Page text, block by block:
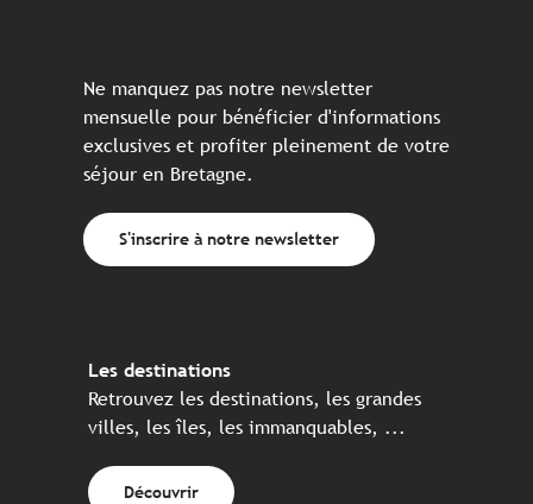
Ne manquez pas notre newsletter
mensuelle pour bénéficier d'informations
exclusives et profiter pleinement de votre
séjour en Bretagne.
S'inscrire à notre newsletter
Les destinations
Retrouvez les destinations, les grandes
villes, les îles, les immanquables, ...
Découvrir